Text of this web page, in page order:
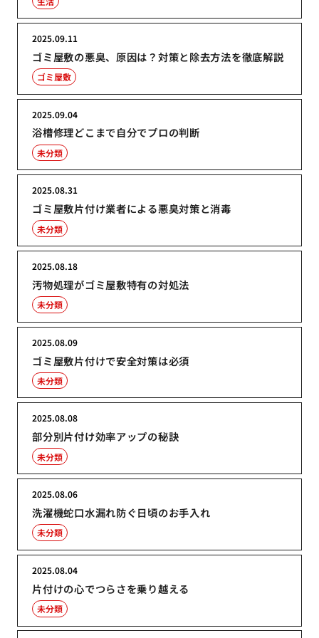
ゴミ屋敷の悪臭、原因は？対策と除去方法を徹底解説
2025.09.11
ゴミ屋敷
浴槽修理どこまで自分でプロの判断
2025.09.04
未分類
ゴミ屋敷片付け業者による悪臭対策と消毒
2025.08.31
未分類
汚物処理がゴミ屋敷特有の対処法
2025.08.18
未分類
ゴミ屋敷片付けで安全対策は必須
2025.08.09
未分類
部分別片付け効率アップの秘訣
2025.08.08
未分類
洗濯機蛇口水漏れ防ぐ日頃のお手入れ
2025.08.06
未分類
片付けの心でつらさを乗り越える
2025.08.04
未分類